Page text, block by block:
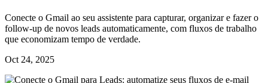
Conecte o Gmail ao seu assistente para capturar, organizar e fazer o
follow-up de novos leads automaticamente, com fluxos de trabalho
que economizam tempo de verdade.
Oct 24, 2025